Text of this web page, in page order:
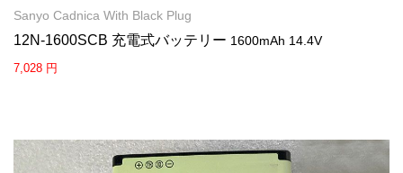
Sanyo Cadnica With Black Plug
12N-1600SCB 充電式バッテリー 1600mAh 14.4V
7,028 円